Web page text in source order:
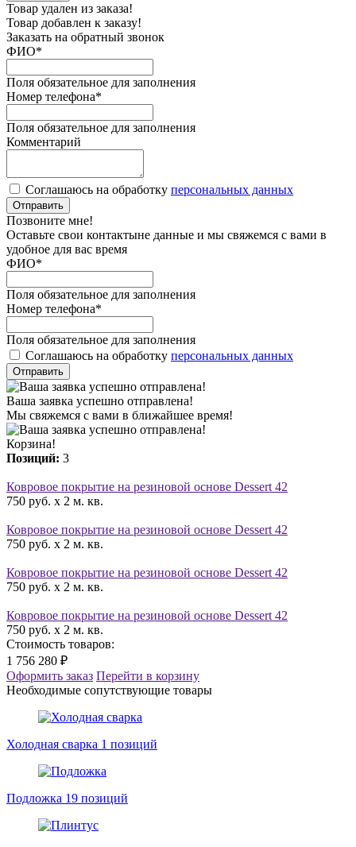
Товар удален из заказа!
Товар добавлен к заказу!
Заказать на обратный звонок
ФИО*
Поля обязательное для заполнения
Номер телефона*
Поля обязательное для заполнения
Комментарий
Соглашаюсь на обработку персональных данных
Отправить
Позвоните мне!
Оставьте свои контактыне данные и мы свяжемся с вами в
удобное для вас время
ФИО*
Поля обязательное для заполнения
Номер телефона*
Поля обязательное для заполнения
Соглашаюсь на обработку персональных данных
Отправить
Ваша заявка успешно отправлена!
Мы свяжемся с вами в ближайшее время!
Корзина!
Позиций: 3
Ковровое покрытие на резиновой основе Dessert 42
750 руб. x 2 м. кв.
Ковровое покрытие на резиновой основе Dessert 42
750 руб. x 2 м. кв.
Ковровое покрытие на резиновой основе Dessert 42
750 руб. x 2 м. кв.
Ковровое покрытие на резиновой основе Dessert 42
750 руб. x 2 м. кв.
Стоимость товаров:
1 756 280 ₽
Оформить заказ Перейти в корзину
Необходимые сопутствующие товары
Холодная сварка 1 позиций
Подложка 19 позиций